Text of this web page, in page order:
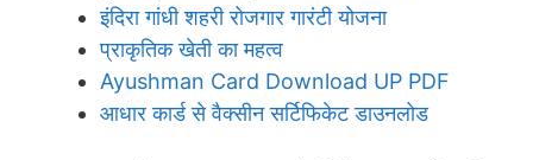
इंदिरा गांधी शहरी रोजगार गारंटी योजना
प्राकृतिक खेती का महत्व
Ayushman Card Download UP PDF
आधार कार्ड से वैक्सीन सर्टिफिकेट डाउनलोड